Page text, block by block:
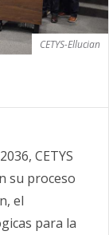
CETYS-Ellucian
CETYS
su proceso
el
para la